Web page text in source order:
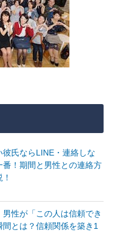
彼氏ならLINE・連絡しな
！期間と男性との連絡方
男性が「この人は信頼でき
とは？信頼関係を築き1